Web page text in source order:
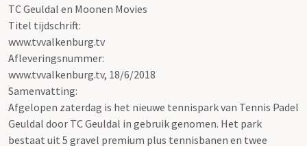
TC Geuldal en Moonen Movies
Titel tijdschrift:
www.tvvalkenburg.tv
Afleveringsnummer:
www.tvvalkenburg.tv, 18/6/2018
Samenvatting:
Afgelopen zaterdag is het nieuwe tennispark van Tennis Padel
Geuldal door TC Geuldal in gebruik genomen. Het park
bestaat uit 5 gravel premium plus tennisbanen en twee